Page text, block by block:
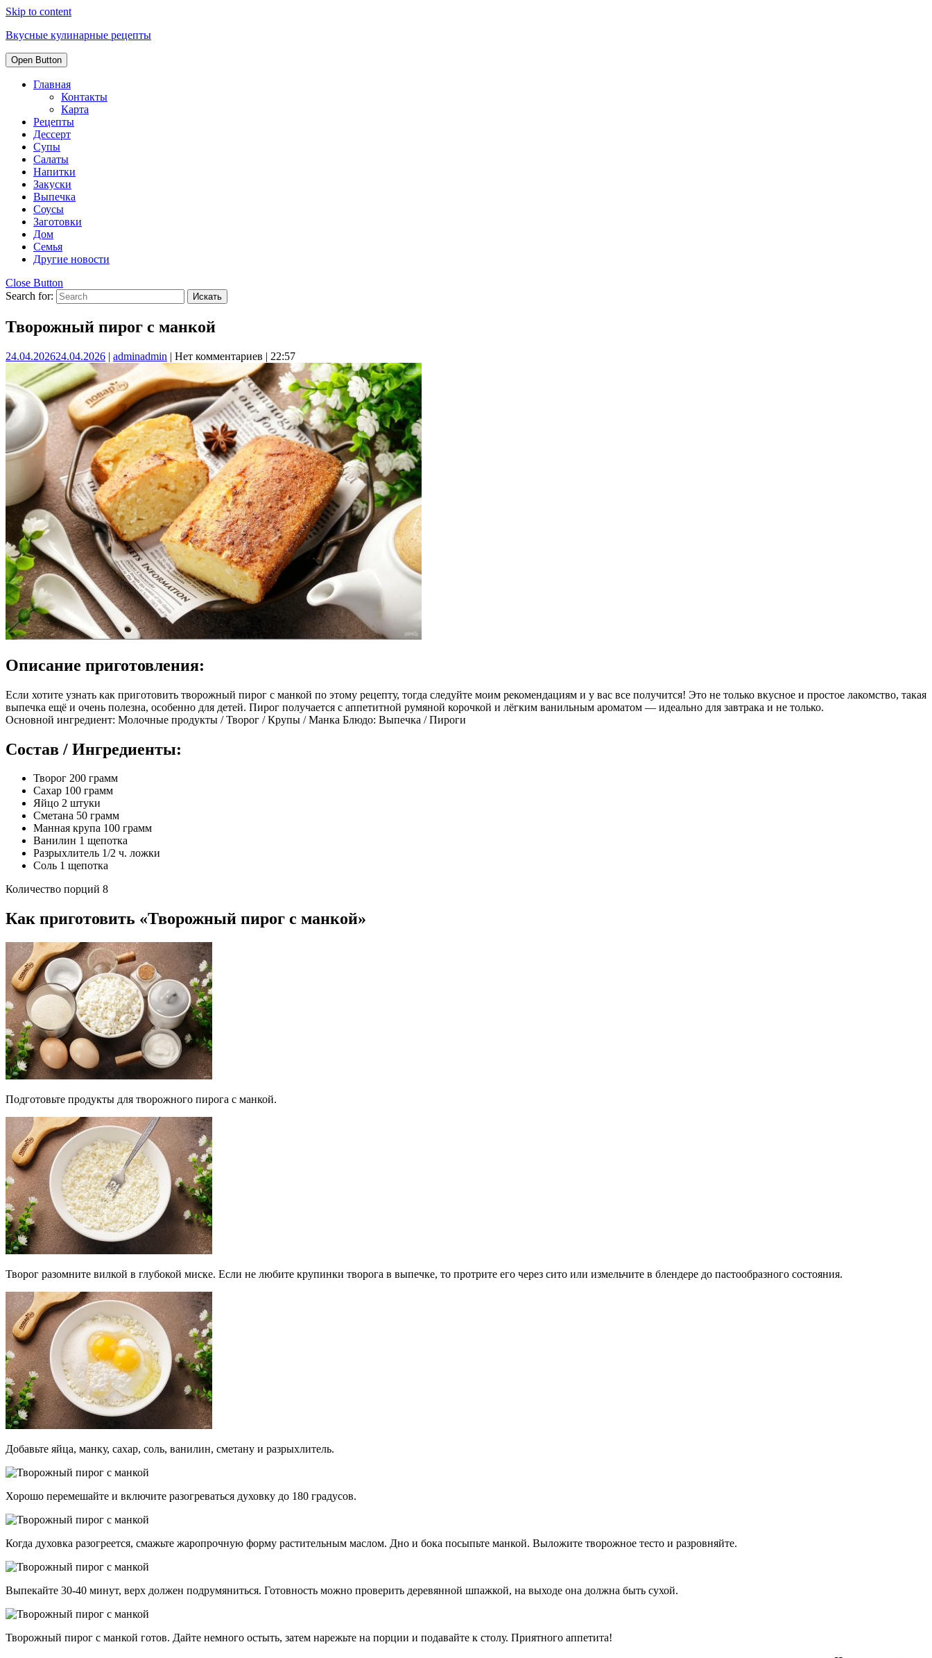
Skip to content
Вкусные кулинарные рецепты
Open Button
Главная
Контакты
Карта
Рецепты
Дессерт
Супы
Салаты
Напитки
Закуски
Выпечка
Соусы
Заготовки
Дом
Семья
Другие новости
Close Button
Search for:
Творожный пирог с манкой
24.04.202624.04.2026 | adminadmin | Нет комментариев | 22:57
Описание приготовления:
Если хотите узнать как приготовить творожный пирог с манкой по этому рецепту, тогда следуйте моим рекомендациям и у вас все получится! Это не только вкусное и простое лакомство, такая
выпечка ещё и очень полезна, особенно для детей. Пирог получается с аппетитной румяной корочкой и лёгким ванильным ароматом — идеально для завтрака и не только.
Основной ингредиент: Молочные продукты / Творог / Крупы / Манка Блюдо: Выпечка / Пироги
Состав / Ингредиенты:
Творог 200 грамм
Сахар 100 грамм
Яйцо 2 штуки
Сметана 50 грамм
Манная крупа 100 грамм
Ванилин 1 щепотка
Разрыхлитель 1/2 ч. ложки
Соль 1 щепотка
Количество порций 8
Как приготовить «Творожный пирог с манкой»
Подготовьте продукты для творожного пирога с манкой.
Творог разомните вилкой в глубокой миске. Если не любите крупинки творога в выпечке, то протрите его через сито или измельчите в блендере до пастообразного состояния.
Добавьте яйца, манку, сахар, соль, ванилин, сметану и разрыхлитель.
Хорошо перемешайте и включите разогреваться духовку до 180 градусов.
Когда духовка разогреется, смажьте жаропрочную форму растительным маслом. Дно и бока посыпьте манкой. Выложите творожное тесто и разровняйте.
Выпекайте 30-40 минут, верх должен подрумяниться. Готовность можно проверить деревянной шпажкой, на выходе она должна быть сухой.
Творожный пирог с манкой готов. Дайте немного остыть, затем нарежьте на порции и подавайте к столу. Приятного аппетита!